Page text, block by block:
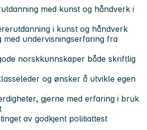
med kunst og håndverk i
i kunst og håndverk
med undervisningserfaring fra
norskkunnskaper både skriftlig
og ønsker å utvikle egen
gjerne med erfaring i bruk
av godkjent politiattest